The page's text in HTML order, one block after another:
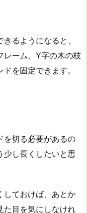
るようになると、
レーム、Y字の木の枝
を固定できます。
を切る必要があるの
少し長くしたいと思
しておけば、あとか
た目を気にしなけれ